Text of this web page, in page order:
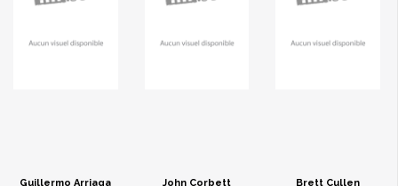
Guillermo Arriaga John Corbett Brett Cullen